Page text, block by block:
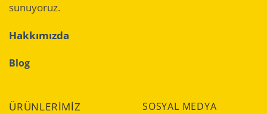
sunuyoruz.
Hakkımızda
Blog
ÜRÜNLERİMİZ SOSYAL MEDYA